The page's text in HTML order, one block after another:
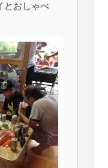
おしゃべ